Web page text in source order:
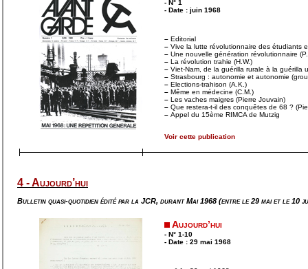
- N° 1
- Date : juin 1968
– Editorial
– Vive la lutte révolutionnaire des étudiants
– Une nouvelle génération révolutionnaire
– La révolution trahie (H.W.)
– Viet-Nam, de la guérilla rurale à la guérilla
– Strasbourg : autonomie et autonomie
– Elections-trahison (A.K.)
– Même en médecine (C.M.)
– Les vaches maigres (Pierre Jouvain)
– Que restera-t-il des conquêtes de 68 ?
– Appel du 15ème RIMCA de Mutzig
Voir cette publication
4 - Aujourd’hui
Bulletin quasi-quotidien édité par la JCR, durant Mai 1968 (entre le 29 mai et le 10
Aujourd’hui
- N° 1-10
- Date : 29 mai 1968